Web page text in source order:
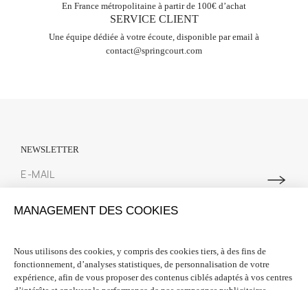
En France métropolitaine à partir de 100€ d’achat
SERVICE CLIENT
Une équipe dédiée à votre écoute, disponible par email à
contact@springcourt.com
NEWSLETTER
Spring Court. Nous vous offrons 10% de réduction sur votre première
INFORMATIONS 
MANAGEMENT DES COOKIES
Nous utilisons des cookies, y compris des cookies tiers, à des fins de
fonctionnement, d’analyses statistiques, de personnalisation de votre
expérience, afin de vous proposer des contenus ciblés adaptés à vos centres